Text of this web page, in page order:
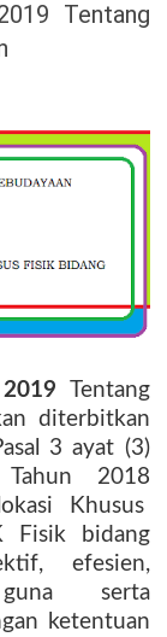
Tentang
Tentang
diterbitkan
3 ayat (3)
Tahun
2018
Khusus
Fisik bidang
efesien,
serta
ketentuan